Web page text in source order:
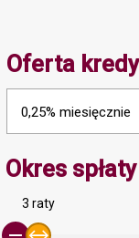
Oferta
0,25% miesięcznie
Okres spłaty
3 raty